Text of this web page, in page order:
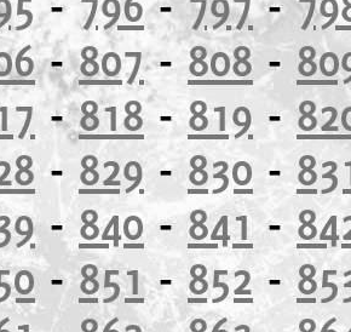
-807-808-
-818-819 -
- 829 - 830 -
-840 - 841 -
-851- 852-